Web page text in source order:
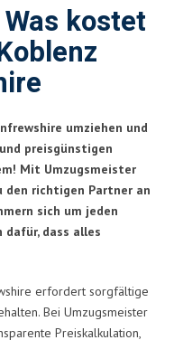
kostet
umziehen und
preisgünstigen
Mit Umzugsmeister
den richtigen Partner an
sich um jeden
dafür, dass alles
erfordert sorgfältige
Bei Umzugsmeister
Preiskalkulation,